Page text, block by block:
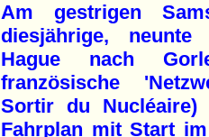
Am gestrigen
diesjährige,
Hague nach
französische
Sortir du Nucléaire)
Fahrplan mit Start